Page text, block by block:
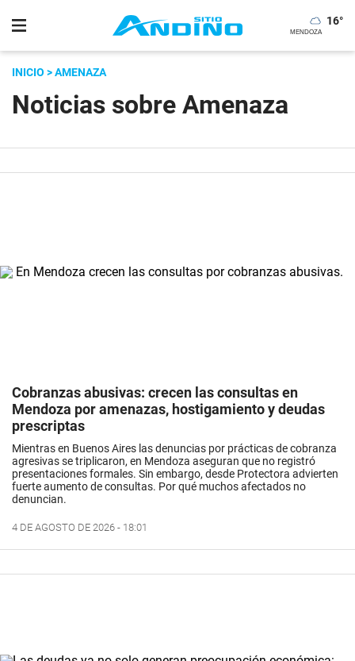
16°
INICIO > AMENAZA
Noticias sobre Amenaza
Cobranzas abusivas: crecen las consultas en
Mendoza por amenazas, hostigamiento y deudas
prescriptas
Mientras en Buenos Aires las denuncias por prácticas de cobranza
agresivas se triplicaron, en Mendoza aseguran que no registró
presentaciones formales. Sin embargo, desde Protectora advierten
fuerte aumento de consultas. Por qué muchos afectados no
denuncian.
4 DE AGOSTO DE 2026 - 18:01